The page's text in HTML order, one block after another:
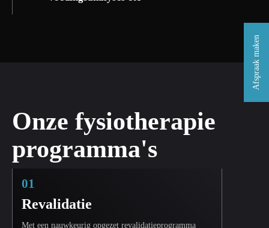
Afspraak maken
Onze fysiotherapie
programma's
01
Revalidatie
Met een nauwkeurig opgezet revalidatieprogramma